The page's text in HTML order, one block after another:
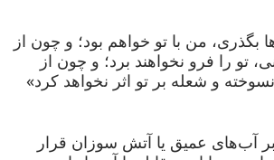
بگذری، من با تو خواهم بود؛ و چون از
تو را فرو نخواهند برد؛ و چون از
و شعله بر تو اثر نخواهد کرد»
آب‌های عمیق یا آتش سوزان قرار